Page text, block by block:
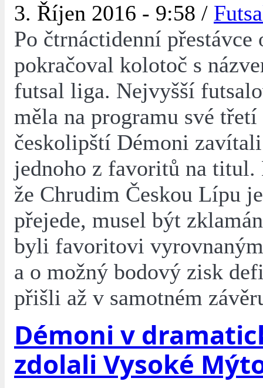
3. Říjen 2016 - 9:58 /
Po čtrnáctidenní přestávce
pokračoval kolotoč s
futsal liga. Nejvyšší
měla na programu své
českolipští Démoni
jednoho z favoritů na titul.
že Chrudim Českou Lípu
přejede, musel být
byli favoritovi
a o možný bodový zisk
přišli až v samotném
Démoni v
zdolali Vysoké